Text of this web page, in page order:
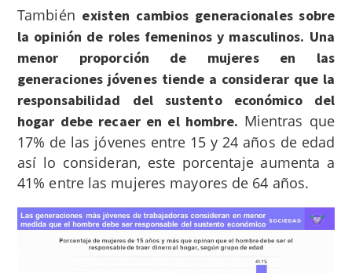
También existen cambios generacionales sobre
la opinión de roles femeninos y masculinos. Una
menor proporción de mujeres en las
generaciones jóvenes tiende a considerar que la
responsabilidad del sustento económico del
hogar debe recaer en el hombre. Mientras que
17% de las jóvenes entre 15 y 24 años de edad
así lo consideran, este porcentaje aumenta a
41% entre las mujeres mayores de 64 años.